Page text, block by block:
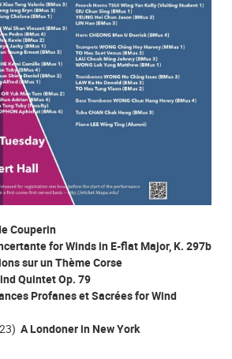
Couperin
for Winds in E-flat Major, K. 297b
sur un Thème Corse
Quintet Op. 79
Profanes et Sacrées for Wind
A Londoner in New York